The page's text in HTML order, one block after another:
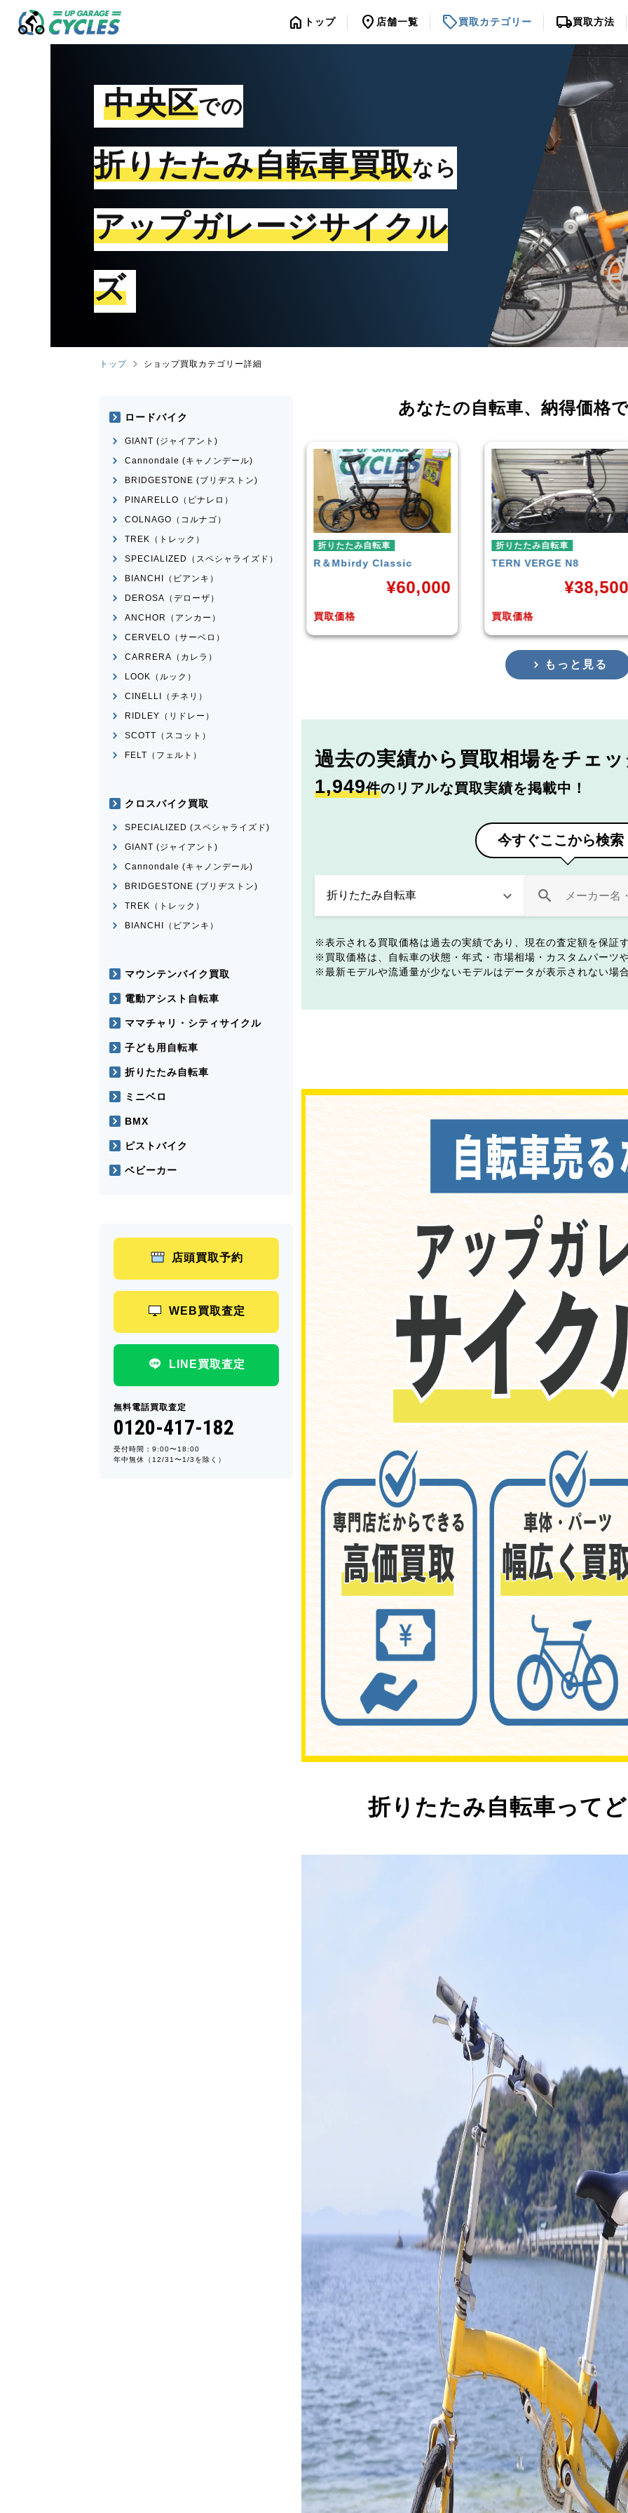
home トップ location_on 店舗一覧 sell買取カテゴリー local_shipping買取方法
中央区での
折りたたみ自転車買取なら
アップガレージサイクル
ズ
トップ ショップ買取カテゴリー詳細
あなたの自転車、 納得価格
折りたたみ自転車
R＆Mbirdy Classic
買取価格
¥
折りたたみ自転車
TERNVERGE N8
買取価格
¥38,500
折りたたみ自転車
RENAULTLIGHT-8 AL-
買取価格
¥
もっと見る
過去の実績から 買取相場をチェ
1,949件のリアルな買取実績を掲載中！
今すぐここから検索
表示される買取価格は過去の実績であり、現在の査定額を保証
買取価格は、自転車の状態・年式・市場相場・カスタムパーツ
最新モデルや流通量が少ないモデルはデータが表示されない場
折りたたみ自転車って
ロードバイク
GIANT (ジャイアント)
Cannondale (キャノンデール)
BRIDGESTONE (ブリヂストン)
PINARELLO（ピナレロ）
COLNAGO（コルナゴ）
TREK（トレック）
SPECIALIZED（スペシャライズド）
BIANCHI（ビアンキ）
DEROSA（デローザ）
ANCHOR（アンカー）
CERVELO（サーベロ）
CARRERA（カレラ）
LOOK（ルック）
CINELLI（チネリ）
RIDLEY（リドレー）
SCOTT（スコット）
FELT（フェルト）
クロスバイク買取
SPECIALIZED (スペシャライズド)
GIANT (ジャイアント)
Cannondale (キャノンデール)
BRIDGESTONE (ブリヂストン)
TREK（トレック）
BIANCHI（ビアンキ）
マウンテンバイク買取
電動アシスト自転車
ママチャリ・シティサイクル
子ども用自転車
折りたたみ自転車
ミニベロ
BMX
ピストバイク
ベビーカー
店頭買取予約
WEB買取査定
LINE買取査定
無料電話買取査定
0120-417-182
受付時間：9:00〜18:00
年中無休（12/31〜1/3を除く）